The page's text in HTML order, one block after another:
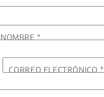
NOMBRE*
CORREO ELECTRÓNICO*